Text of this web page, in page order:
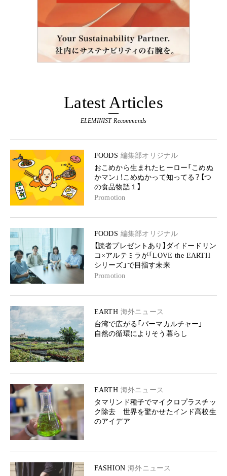
Latest Articles
ELEMINIST Recommends
FOODS 編集部オリジナル
おこめから生まれたヒーロー「こめぬ
かマン」！こめぬかって知ってる？【つ
の食品物語１】
Promotion
FOODS 編集部オリジナル
【読者プレゼントあり】ダイドードリン
コ×アルテミラが「LOVE the EARTH
シリーズ」で目指す未来
Promotion
EARTH 海外ニュース
台湾で広がる「パーマカルチャー」
自然の循環によりそう暮らし
EARTH 海外ニュース
タマリンド種子でマイクロプラスチッ
ク除去 世界を驚かせたインド高校生
のアイデア
FASHION 海外ニュース